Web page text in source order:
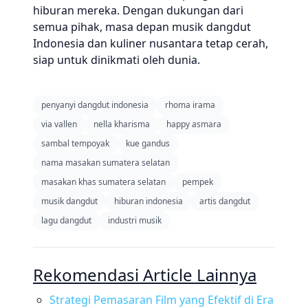
hiburan mereka. Dengan dukungan dari
semua pihak, masa depan musik dangdut
Indonesia dan kuliner nusantara tetap cerah,
siap untuk dinikmati oleh dunia.
penyanyi dangdut indonesia
rhoma irama
via vallen
nella kharisma
happy asmara
sambal tempoyak
kue gandus
nama masakan sumatera selatan
masakan khas sumatera selatan
pempek
musik dangdut
hiburan indonesia
artis dangdut
lagu dangdut
industri musik
Rekomendasi Article Lainnya
Strategi Pemasaran Film yang Efektif di Era